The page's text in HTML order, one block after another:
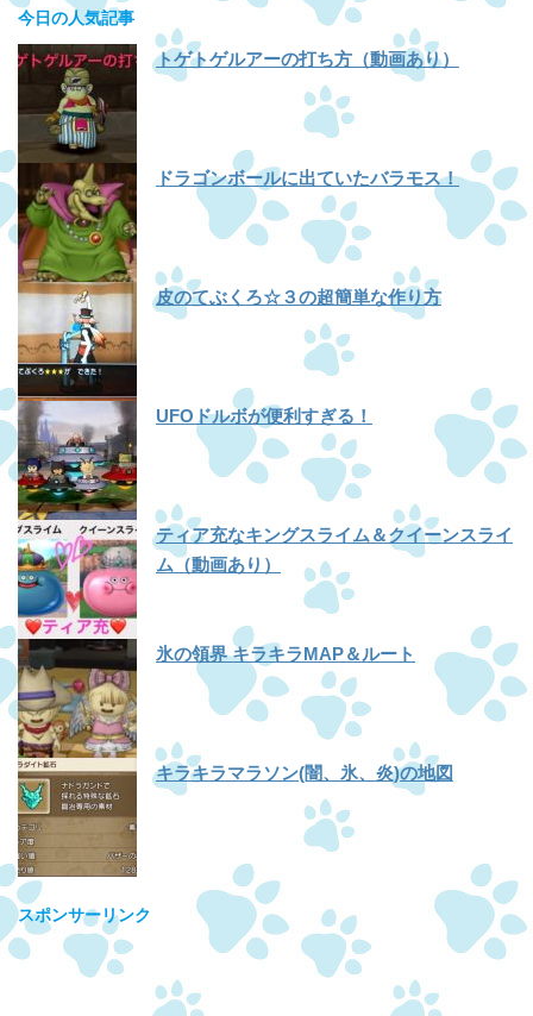
今日の人気記事
トゲトゲルアーの打ち方（動画あり）
ドラゴンボールに出ていたバラモス！
皮のてぶくろ☆３の超簡単な作り方
UFOドルボが便利すぎる！
ティア充なキングスライム＆クイーンスライ
ム（動画あり）
氷の領界 キラキラMAP＆ルート
キラキラマラソン(闇、氷、炎)の地図
スポンサーリンク